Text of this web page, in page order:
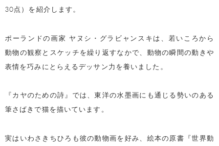
30点）を紹介します。
ポーランドの画家 ヤヌシ・グラビャンスキは、若いころから
動物の観察とスケッチを繰り返すなかで、動物の瞬間の動きや
表情を巧みにとらえるデッサン力を養いました。
『カヤのための詩』では、東洋の水墨画にも通じる勢いのある
筆さばきで猫を描いています。
実はいわさきちひろも彼の動物画を好み、絵本の原書『世界動